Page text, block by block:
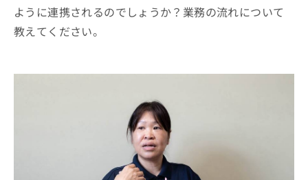
ように連携されるのでしょうか？業務の流れについて
教えてください。